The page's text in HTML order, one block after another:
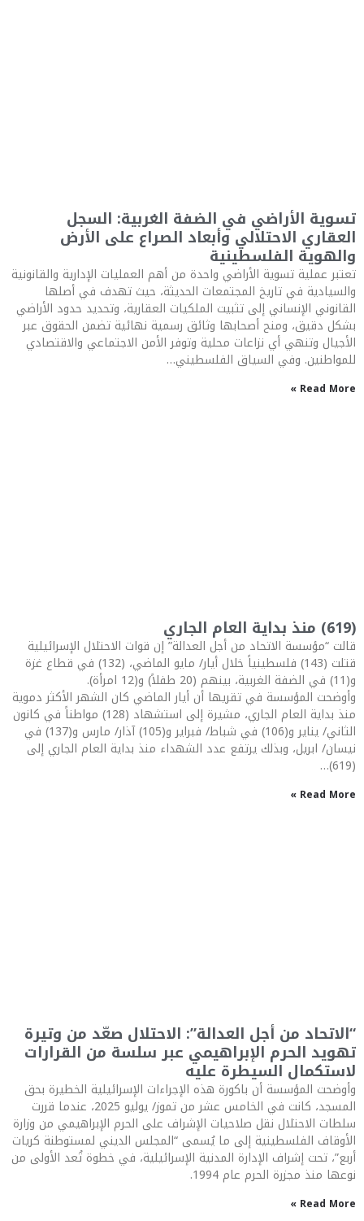
تسوية الأراضي في الضفة الغربية: السجل
العقاري الاحتلالي وأبعاد الصراع على الأرض
والهوية الفلسطينية
تعتبر عملية تسوية الأراضي واحدة من أهم العمليات الإدارية والقانونية
والسيادية في تاريخ المجتمعات الحديثة، حيث تهدف في أصلها
القانوني الإنساني إلى تثبيت الملكيات العقارية، وتحديد حدود الأراضي
بشكل دقيق، ومنح أصحابها وثائق رسمية نهائية تضمن الحقوق عبر
الأجيال وتنهي أي نزاعات محلية وتوفر الأمن الاجتماعي والاقتصادي
للمواطنين. وفي السياق الفلسطيني…
Read More »
(619) منذ بداية العام الجاري
قالت “مؤسسة الاتحاد من أجل العدالة” إن قوات الاحتلال الإسرائيلية
قتلت (143) فلسطينياً خلال أيار/ مايو الماضي، (132) في قطاع غزة
و(11) في الضفة الغربية، بينهم (20 طفلاً) و(12 امرأة).
وأوضحت المؤسسة في تقريها أن أيار الماضي كان الشهر الأكثر دموية
منذ بداية العام الجاري، مشيرة إلى استشهاد (128) مواطناً في كانون
الثاني/ يناير و(106) في شباط/ فبراير و(105) آذار/ مارس و(137) في
نيسان/ ابريل، وبذلك يرتفع عدد الشهداء منذ بداية العام الجاري إلى
(619)…
Read More »
“الاتحاد من أجل العدالة”: الاحتلال صعّد من وتيرة
تهويد الحرم الإبراهيمي عبر سلسة من القرارات
لاستكمال السيطرة عليه
وأوضحت المؤسسة أن باكورة هذه الإجراءات الإسرائيلية الخطيرة بحق
المسجد، كانت في الخامس عشر من تموز/ يوليو 2025، عندما قررت
سلطات الاحتلال نقل صلاحيات الإشراف على الحرم الإبراهيمي من وزارة
الأوقاف الفلسطينية إلى ما يُسمى “المجلس الديني لمستوطنة كريات
أربع”، تحت إشراف الإدارة المدنية الإسرائيلية، في خطوة تُعد الأولى من
نوعها منذ مجزرة الحرم عام 1994.
Read More »